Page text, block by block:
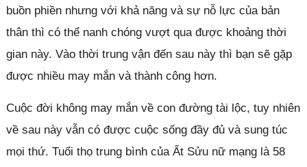
buồn phiền nhưng với khả năng và sự nỗ lực của bản
thân thì có thể nanh chóng vượt qua được khoảng thời
gian này. Vào thời trung vận đến sau này thì bạn sẽ gặp
được nhiều may mắn và thành công hơn.
Cuộc đời không may mắn về con đường tài lộc, tuy nhiên
về sau này vẫn có được cuộc sống đầy đủ và sung túc
mọi thứ. Tuổi thọ trung bình của Ất Sửu nữ mạng là 58